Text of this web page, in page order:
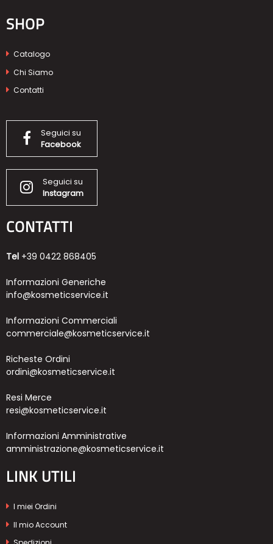
SHOP
Catalogo
Chi Siamo
Contatti
Seguici su
Facebook
Seguici su
Instagram
CONTATTI
Tel +39 0422 868405
Informazioni Generiche
info@kosmeticservice.it
Informazioni Commerciali
commerciale@kosmeticservice.it
Richeste Ordini
ordini@kosmeticservice.it
Resi Merce
resi@kosmeticservice.it
Informazioni Amministrative
amministrazione@kosmeticservice.it
LINK UTILI
I miei Ordini
Il mio Account